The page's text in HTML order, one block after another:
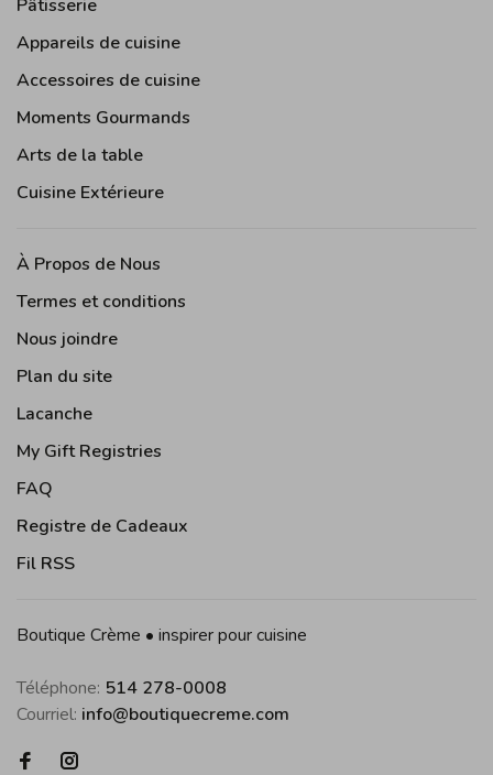
Pâtisserie
Appareils de cuisine
Accessoires de cuisine
Moments Gourmands
Arts de la table
Cuisine Extérieure
À Propos de Nous
Termes et conditions
Nous joindre
Plan du site
Lacanche
My Gift Registries
FAQ
Registre de Cadeaux
Fil RSS
Boutique Crème • inspirer pour cuisine
Téléphone: 514 278-0008
Courriel: info@boutiquecreme.com